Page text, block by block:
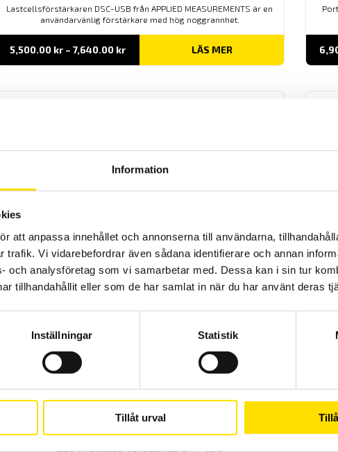
Information
att anpassa innehållet och annonserna till användarna,
trafik. Vi vidarebefordrar även sådana identifierare och annan
och analysföretag som vi samarbetar med. Dessa kan i sin tur
tillhandahållit eller som de har samlat in när du har använt deras
Inställningar Statistik
Tillåt urval
Lastcellsförstärkaren DSC-USB från APPLIED MEASUREMENTS är en
användarvänlig förstärkare med hög noggrannhet.
5,500.00 kr – 7,640.00 krPrisintervall:
till
LÄS MER
Lastcellsförstärkaren GSV1A8USB från ME Meßsysteme är en
36,050.00kr LÄS MER
GSV1A analog förstärkare +/-10V